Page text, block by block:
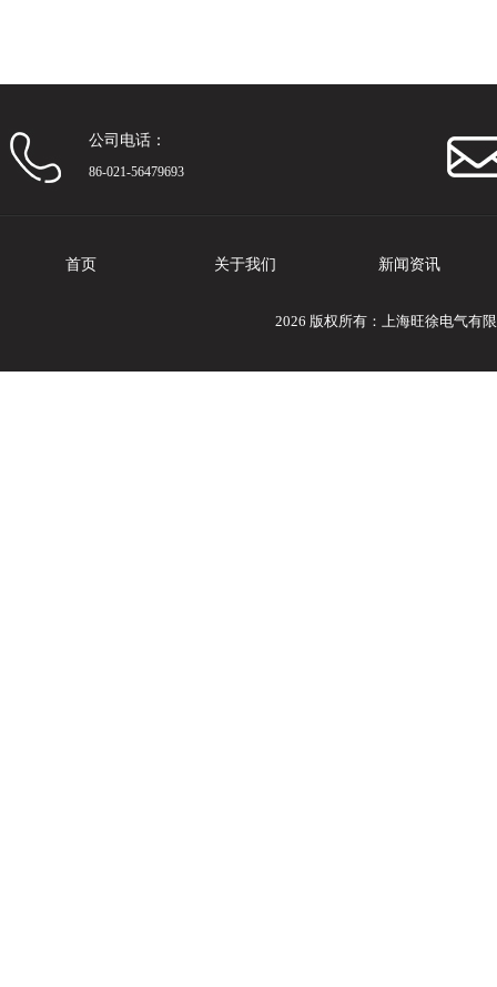
公司电话：
86-021-56479693
首页 关于我们 新闻资讯
2026 版权所有：上海旺徐电气有